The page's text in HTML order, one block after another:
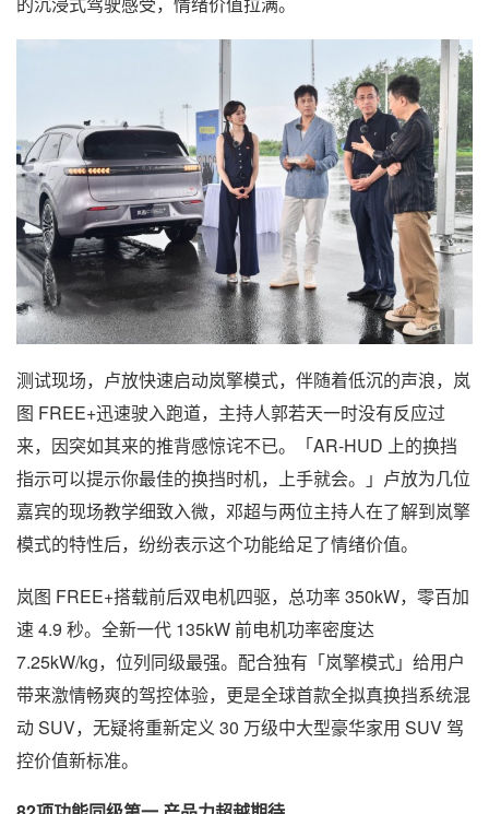
测试现场，卢放快速启动岚擎模式，伴随着低沉的声浪，岚
图 FREE+迅速驶入跑道，主持人郭若天一时没有反应过
来，因突如其来的推背感惊诧不已。「AR-HUD 上的换挡
指示可以提示你最佳的换挡时机，上手就会。」卢放为几位
嘉宾的现场教学细致入微，邓超与两位主持人在了解到岚擎
模式的特性后，纷纷表示这个功能给足了情绪价值。
岚图 FREE+搭载前后双电机四驱，总功率 350kW，零百加
速 4.9 秒。全新一代 135kW 前电机功率密度达
7.25kW/kg，位列同级最强。配合独有「岚擎模式」给用户
带来激情畅爽的驾控体验，更是全球首款全拟真换挡系统混
动 SUV，无疑将重新定义 30 万级中大型豪华家用 SUV 驾
控价值新标准。